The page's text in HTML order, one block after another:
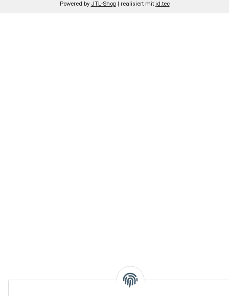
Powered by JTL-Shop | realisiert mit jd.tec